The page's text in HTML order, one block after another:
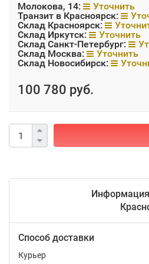
Молокова, 14:
Уточнить
Транзит в Красноярск:
Склад Красноярск:
Склад Иркутск:
Уточнить
Склад Санкт-Петербург:
Склад Москва:
Уточнить
Склад Новосибирск:
100 780 руб.
Способ доставки
Курьер